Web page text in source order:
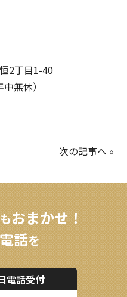
2丁目1-40
無休）
次の記事へ »
おまかせ！
話を
電話受付